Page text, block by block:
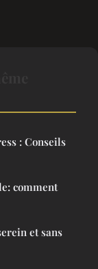
: Conseils
comment
et sans